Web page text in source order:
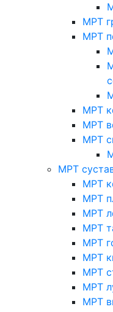
МРТ
МРТ
МРТ
МРТ
МРТ
МРТ
МРТ
МРТ
МРТ
МРТ
МРТ
МРТ
МРТ
МРТ
МРТ